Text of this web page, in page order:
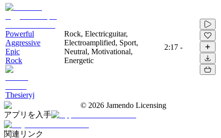
Powerful
Aggressive
Epic
Rock
Thesieryj
Rock, Electricguitar,
Electroamplified, Sport,
Neutral, Motivational,
Energetic
2:17 -
© 2026 Jamendo Licensing
アプリを入手
関連リンク